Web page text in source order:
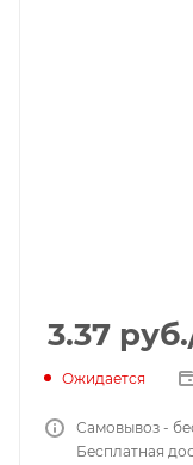
3.37 руб.
Ожидается
Самовывоз -
Бесплатная